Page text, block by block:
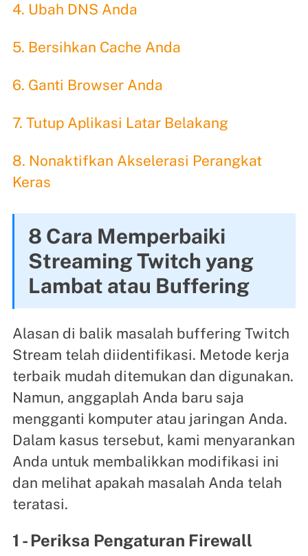
4. Ubah DNS Anda
5. Bersihkan Cache Anda
6. Ganti Browser Anda
7. Tutup Aplikasi Latar Belakang
8. Nonaktifkan Akselerasi Perangkat
Keras
8 Cara Memperbaiki
Streaming Twitch yang
Lambat atau Buffering
Alasan di balik masalah buffering Twitch
Stream telah diidentifikasi. Metode kerja
terbaik mudah ditemukan dan digunakan.
Namun, anggaplah Anda baru saja
mengganti komputer atau jaringan Anda.
Dalam kasus tersebut, kami menyarankan
Anda untuk membalikkan modifikasi ini
dan melihat apakah masalah Anda telah
teratasi.
1 - Periksa Pengaturan Firewall